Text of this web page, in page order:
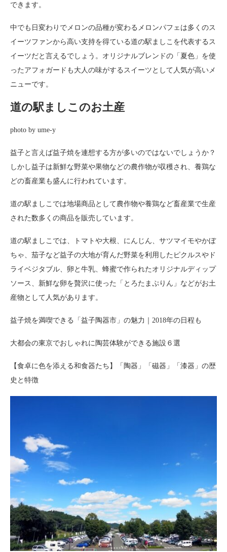
できます。
中でも日変わりでメロンの品種が変わるメロンパフェは多くのス
イーツファンから高い支持を得ている道の駅ましこを代表するス
イーツだと言えるでしょう。オリジナルブレンドの「夏色」を使
ったアフォガードも大人の味がするスイーツとして人気が高いメ
ニューです。
道の駅ましこのお土産
photo by ume-y
益子と言えば益子焼を連想する方が多いのではないでしょうか？
しかし益子は新鮮な野菜や果物などの農作物が収穫され、養鶏な
どの畜産業も盛んに行われています。
道の駅ましこでは地場商品として農作物や養鶏など畜産業で生産
された数多くの商品を販売しています。
道の駅ましこでは、トマトや大根、にんじん、サツマイモやかぼ
ちゃ、茄子など益子の大地が育んだ野菜を利用したピクルスやド
ライベジタブル、卵と牛乳、蜂蜜で作られたオリジナルディップ
ソース、新鮮な卵を贅沢に使った「とろたまぷりん」などがお土
産物として人気があります。
益子焼を満喫できる「益子陶器市」の魅力｜2018年の日程も
大都会の東京でおしゃれに陶芸体験ができる施設６選
【食卓に色を添える和食器たち】「陶器」「磁器」「漆器」の歴
史と特徴